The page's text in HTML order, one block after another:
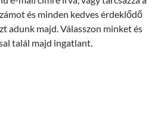
és minden kedves érdeklődő
adunk majd. Válasszon minket és
talál majd ingatlant.